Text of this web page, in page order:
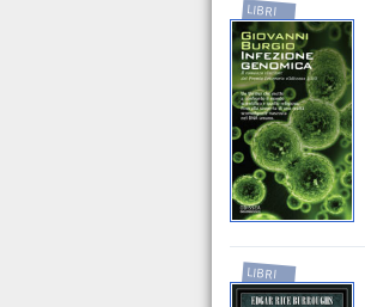
LIBRI
LIBRI